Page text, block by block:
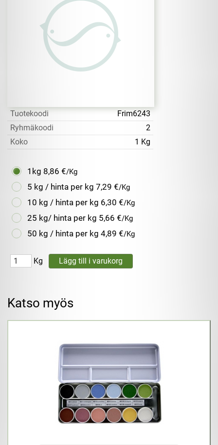
Tuotekoodi
Frim6243
Ryhmäkoodi
2
Koko
1 Kg
1kg 8,86 €/Kg
5 kg / hinta per kg 7,29 €/Kg
10 kg / hinta per kg 6,30 €/Kg
25 kg/ hinta per kg 5,66 €/Kg
50 kg / hinta per kg 4,89 €/Kg
Kg
Katso myös